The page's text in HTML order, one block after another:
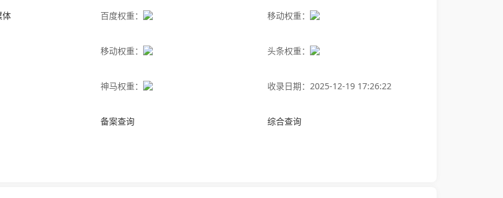
体 百度权重： 移动权重：
移动权重： 头条权重：
神马权重： 收录日期：2025-12-19 17:26:22
备案查询 综合查询